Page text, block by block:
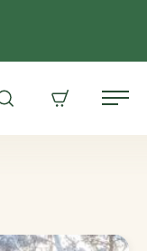
Avaa
Ostoskori